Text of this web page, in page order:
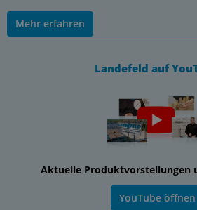
Mehr erfahren
Landefeld auf
Aktuelle Produktvorstellungen
YouTube öffnen